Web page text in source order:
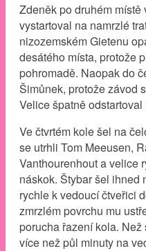
Zdeněk po druhém místě
vystartoval na namrzlé
nizozemském Gietenu
desátého místa, protože
pohromadě. Naopak do
Šimůnek, protože závod
Velice špatně
Ve čtvrtém kole šel na
se utrhli Tom Meeusen,
Vanthourenhout a velice
náskok. Štybar šel ihned
rychle k vedoucí čtveřici
zmrzlém povrchu mu
porucha řazení kola.
více než půl minuty na